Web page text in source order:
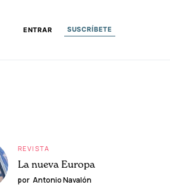
ENTRAR SUSCRÍBETE
REVISTA
La nueva Europa
por Antonio Navalón